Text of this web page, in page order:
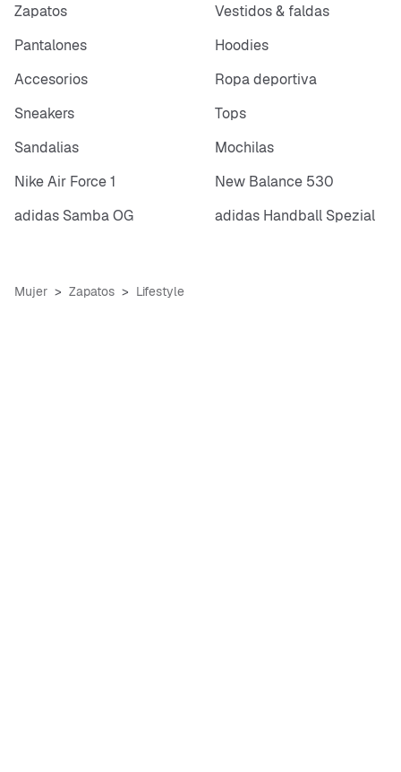
Zapatos
Vestidos & faldas
Pantalones
Hoodies
Accesorios
Ropa deportiva
Sneakers
Tops
Sandalias
Mochilas
Nike Air Force 1
New Balance 530
adidas Samba OG
adidas Handball Spezial
Mujer Zapatos Lifestyle